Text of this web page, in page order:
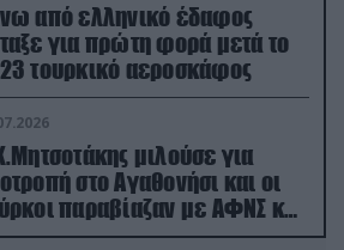
από ελληνικό έδαφος
για πρώτη φορά μετά το
τουρκικό αεροσκάφος
μιλούσε για
στο Αγαθονήσι και οι
παραβίαζαν με ΑΦΝΣ και